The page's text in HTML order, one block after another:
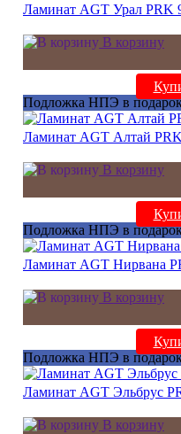
Ламинат AGT Урал PRK
В корзину
Подложка НПЭ в
Ламинат AGT Алтай PRK
В корзину
Подложка НПЭ в
Ламинат AGT Нирвана
В корзину
Подложка НПЭ в
Ламинат AGT Эльбрус
В корзину